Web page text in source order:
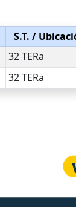
S.T. /
32 TERa
32 TERa